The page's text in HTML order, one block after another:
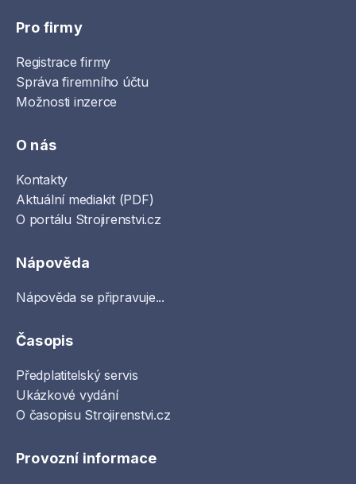
Pro firmy
Registrace firmy
Správa firemního účtu
Možnosti inzerce
O nás
Kontakty
Aktuální mediakit (PDF)
O portálu Strojirenstvi.cz
Nápověda
Nápověda se připravuje...
Časopis
Předplatitelský servis
Ukázkové vydání
O časopisu Strojirenstvi.cz
Provozní informace